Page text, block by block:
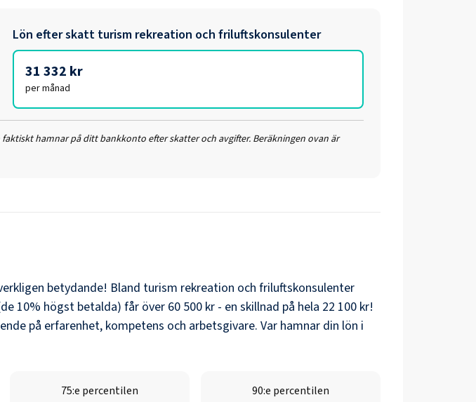
Lön efter skatt turism rekreation och friluftskonsulenter
31 332 kr
per månad
hamnar på ditt bankkonto efter skatter och avgifter. Beräkningen ovan är
betydande! Bland turism rekreation och friluftskonsulenter
10% högst betalda) får över 60 500 kr - en skillnad på hela 22 100 kr!
på erfarenhet, kompetens och arbetsgivare. Var hamnar din lön i
75:e percentilen 90:e percentilen